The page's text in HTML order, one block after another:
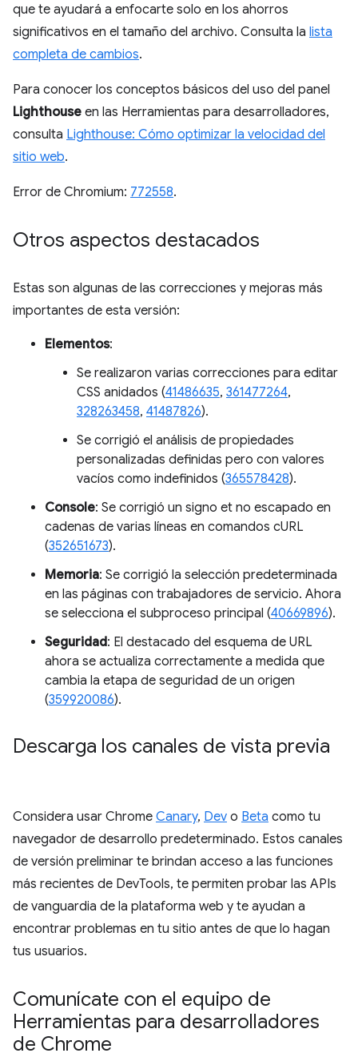
que te ayudará a enfocarte solo en los ahorros
significativos en el tamaño del archivo. Consulta la lista
completa de cambios.
Para conocer los conceptos básicos del uso del panel
Lighthouse en las Herramientas para desarrolladores,
consulta Lighthouse: Cómo optimizar la velocidad del
sitio web.
Error de Chromium: 772558.
Otros aspectos destacados
Estas son algunas de las correcciones y mejoras más
importantes de esta versión:
Elementos:
Se realizaron varias correcciones para editar
CSS anidados (41486635, 361477264,
328263458, 41487826).
Se corrigió el análisis de propiedades
personalizadas definidas pero con valores
vacíos como indefinidos (365578428).
Console: Se corrigió un signo et no escapado en
cadenas de varias líneas en comandos cURL
(352651673).
Memoria: Se corrigió la selección predeterminada
en las páginas con trabajadores de servicio. Ahora
se selecciona el subproceso principal (40669896).
Seguridad: El destacado del esquema de URL
ahora se actualiza correctamente a medida que
cambia la etapa de seguridad de un origen
(359920086).
Descarga los canales de vista previa
Considera usar Chrome Canary, Dev o Beta como tu
navegador de desarrollo predeterminado. Estos canales
de versión preliminar te brindan acceso a las funciones
más recientes de DevTools, te permiten probar las APIs
de vanguardia de la plataforma web y te ayudan a
encontrar problemas en tu sitio antes de que lo hagan
tus usuarios.
Comunícate con el equipo de
Herramientas para desarrolladores
de Chrome